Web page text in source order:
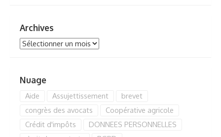
Archives
Archives
Nuage
Aide Assujettissement
brevet
congrès des avocats
Coopérative agricole
Crédit d'impôts
DONNEES PERSONNELLES